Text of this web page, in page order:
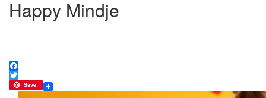
Happy Mindje
Facebook
Twitter
Save